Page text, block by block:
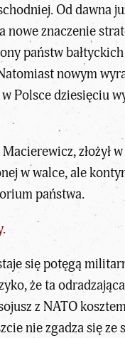
Od dawna
nowe znaczenie
państw
nowym
Polsce dziesięciu
złożył
w walce, ale
państwa.
się potęgą
że ta
z NATO
nie zgadza się ze